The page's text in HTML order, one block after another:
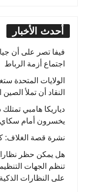
أحدث الأخبار
فيفا تصر على أن
اجتماع أزمة الرباط
الولايات
النقاد أن تملأ
دياريكا هامبي
يخسرون أمام سكاي
نشرة قصة الغلاف:
تنظم الجهات
على النظارات